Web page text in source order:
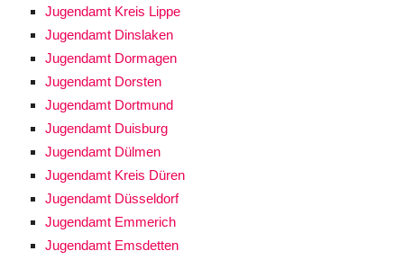
Jugendamt Kreis Lippe
Jugendamt Dinslaken
Jugendamt Dormagen
Jugendamt Dorsten
Jugendamt Dortmund
Jugendamt Duisburg
Jugendamt Dülmen
Jugendamt Kreis Düren
Jugendamt Düsseldorf
Jugendamt Emmerich
Jugendamt Emsdetten